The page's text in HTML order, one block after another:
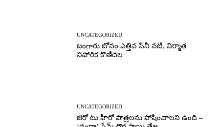
UNCATEGORIZED
బంగారు బోనం ఎత్తిన సినీ నటి, నిర్మాత
నిహారిక కొణిదెల
UNCATEGORIZED
జీరో టు హీరో పాత్రలను పోషించాలని ఉంది –